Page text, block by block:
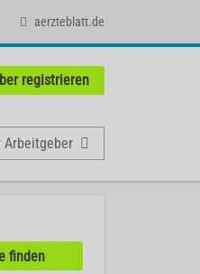
aerzteblatt.de
registrieren
Arbeitgeber